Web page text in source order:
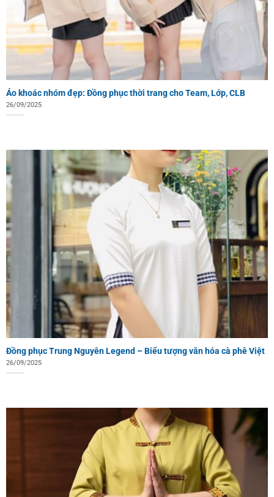
Áo khoác nhóm đẹp: Đồng phục thời trang cho Team, Lớp, CLB
26/09/2025
Đồng phục Trung Nguyên Legend – Biểu tượng văn hóa cà phê Việt
26/09/2025